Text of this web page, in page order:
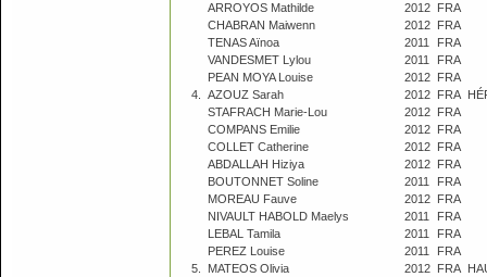
ARROYOS Mathilde
2012 FRA
CHABRAN Maiwenn
2012 FRA
TENAS Aïnoa
2011
FRA
VANDESMET Lylou
2011
FRA
PEAN MOYA Louise
2012 FRA
4.
AZOUZ Sarah 2012 FRA
STAFRACH Marie-Lou
2012 FRA
COMPANS Emilie
2012 FRA
COLLET Catherine
2012 FRA
ABDALLAH Hiziya
2012 FRA
BOUTONNET Soline
2011
FRA
MOREAU Fauve
2012 FRA
NIVAULT HABOLD Maelys
2011
FRA
LEBAL Tamila
2011
FRA
PEREZ Louise
2011
FRA
5.
MATEOS Olivia 2012 FRA